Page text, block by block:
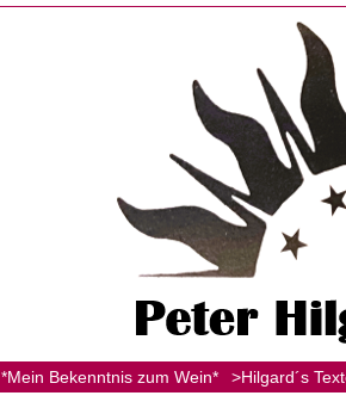
*Mein Bekenntnis zum Wein* >Hilgard´s